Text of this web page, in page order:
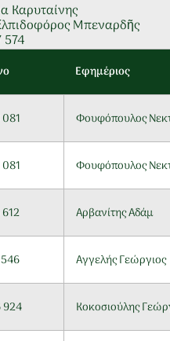
Καρυταίνης
Μπεναρδῆς
574
Εφημέριος
Φουφόπουλος
Φουφόπουλος
Αρβανίτης Αδάμ
Αγγελής Γεώργιος
924 Κοκοσιούλης